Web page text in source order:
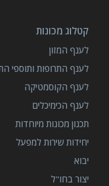
קטלוג מכונות
לענף המזון
לענף התרופות ותוספי
לענף הקוסמטיקה
לענף הכימיכלים
תכנון מכונות מיוחדות
יחידות שירות למפעל
יבוא
יצור בחו"ל